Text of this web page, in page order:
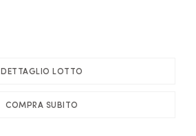
DETTAGLIO LOTTO
COMPRA SUBITO